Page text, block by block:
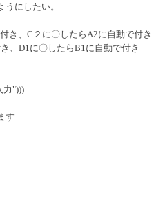
にしたい。
き、C２に〇したらA2に自動で付き
、D1に〇したらB1に自動で付き
力")))
す